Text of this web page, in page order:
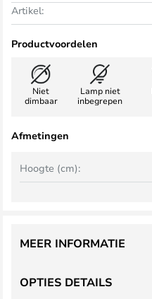
Artikel:
Productvoordelen
Niet
dimbaar
Lamp niet
inbegrepen
Afmetingen
Hoogte (cm):
OPTIES DETAILS
MEER INFORMATIE